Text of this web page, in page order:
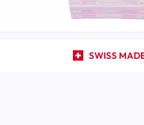
SWISS